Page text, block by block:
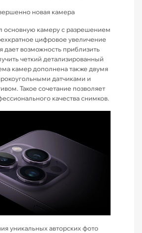
новая камера
основную камеру с разрешением
цифровое увеличение
дает возможность приблизить
четкий детализированный
камер дополнена также двумя
датчиками и
Такое сочетание позволяет
качества снимков.
уникальных авторских фото